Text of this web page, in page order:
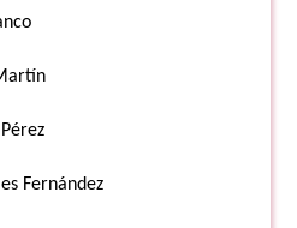
Fernández